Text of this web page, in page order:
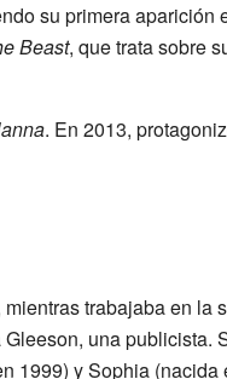
su primera aparición
Beast, que trata sobre
. En 2013,
mientras trabajaba en la
Gleeson, una publicista.
1999) y Sophia